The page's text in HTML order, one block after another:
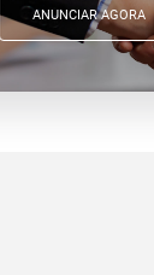
ANUNCIAR AGORA